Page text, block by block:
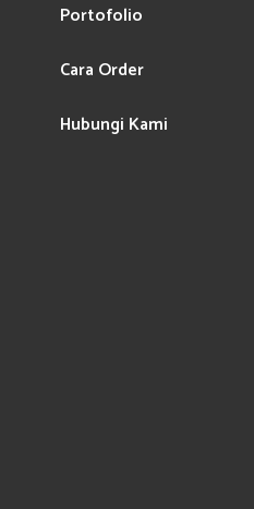
Portofolio
Cara Order
Hubungi Kami